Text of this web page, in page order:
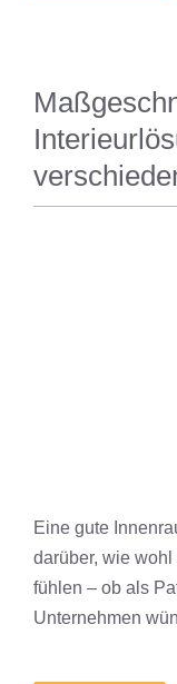
Eine gute
darüber, wie
fühlen – ob als
Unternehmen